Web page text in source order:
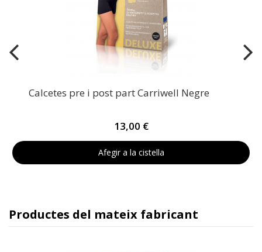
Calcetes pre i post part Carriwell Negre
13,00 €
Afegir a la cistella
Productes del mateix fabricant